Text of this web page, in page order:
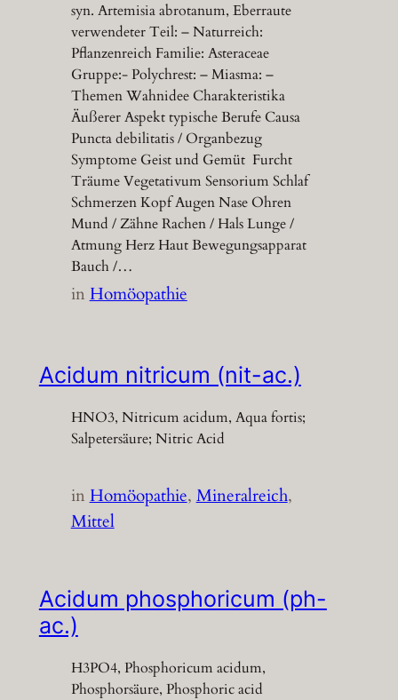
syn. Artemisia abrotanum, Eberraute
verwendeter Teil: – Naturreich:
Pflanzenreich Familie: Asteraceae
Gruppe:- Polychrest: – Miasma: –
Themen Wahnidee Charakteristika
Äußerer Aspekt typische Berufe Causa
Puncta debilitatis / Organbezug
Symptome Geist und Gemüt Furcht
Träume Vegetativum Sensorium Schlaf
Schmerzen Kopf Augen Nase Ohren
Mund / Zähne Rachen / Hals Lunge /
Atmung Herz Haut Bewegungsapparat
Bauch /…
inHomöopathie
Acidum nitricum (nit-ac.)
HNO3, Nitricum acidum, Aqua fortis;
Salpetersäure; Nitric Acid
inHomöopathie, Mineralreich
Mittel
Acidum phosphoricum (ph-
ac.)
H3PO4, Phosphoricum acidum,
Phosphorsäure, Phosphoric acid